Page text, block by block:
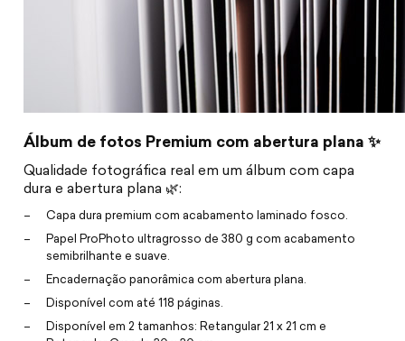
Álbum de fotos Premium com abertura plana ✨
Qualidade fotográfica real em um álbum com capa
dura e abertura plana 🌿:
Capa dura premium com acabamento laminado fosco.
Papel ProPhoto ultragrosso de 380 g com acabamento
semibrilhante e suave.
Encadernação panorâmica com abertura plana.
Disponível com até 118 páginas.
Disponível em 2 tamanhos: Retangular 21 x 21 cm e